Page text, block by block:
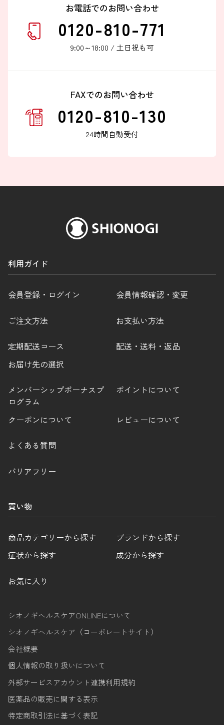
お電話でのお問い合わせ
0120-810-771
9:00～18:00 / 土日祝も可
FAXでのお問い合わせ
0120-810-130
24時間自動受付
利用ガイド
会員登録・ログイン 会員情報確認・変更
ご注文方法 お支払い方法
定期配送コース
配送・送料・返品
お届け先の選択
メンバーシップボーナスプ
ログラム
ポイントについて
クーポンについて レビューについて
よくある質問
バリアフリー
買い物
商品カテゴリーから探す
ブランドから探す
症状から探す
成分から探す
お気に入り
シオノギヘルスケアONLINEについて
シオノギヘルスケア（コーポレートサイト）
会社概要
個人情報の取り扱いについて
外部サービスアカウント連携利用規約
医薬品の販売に関する表示
特定商取引法に基づく表記